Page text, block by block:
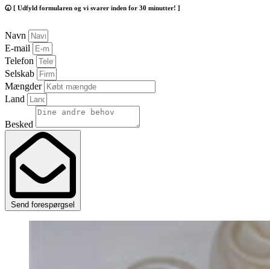
🕢 [ Udfyld formularen og vi svarer inden for 30 minutter! ]
Navn
E-mail
Telefon
Selskab
Mængder
Land
Besked
Send forespørgsel